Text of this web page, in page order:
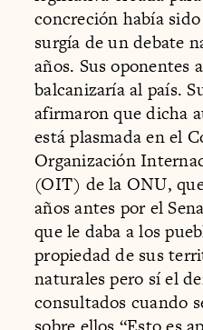
concreción había
surgía de un debate
años. Sus oponentes
balcanizaría al país.
afirmaron que dicha
está plasmada en el
Organización
(OIT) de la ONU,
años antes por el
que le daba a los
propiedad de sus
naturales pero sí el
consultados cuando